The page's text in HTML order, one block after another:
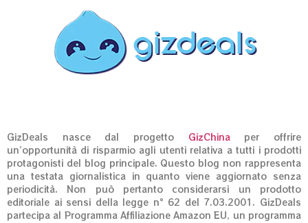
GizDeals nasce dal progetto GizChinaper offrire
un’opportunità di risparmio agli utenti relativa a tutti i prodotti
protagonisti del blog principale. Questo blog non rappresenta
una testata giornalistica in quanto viene aggiornato senza
periodicità. Non può pertanto considerarsi un prodotto
editoriale ai sensi della legge n° 62 del 7.03.2001. GizDeals
partecipa al Programma Affiliazione Amazon EU, un programma